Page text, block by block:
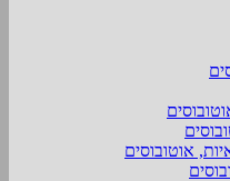
אוטובוסים